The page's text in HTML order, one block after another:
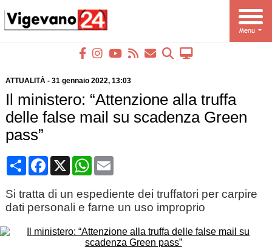
ATTUALITÀ- 31 gennaio 2022, 13:03
Il ministero: “Attenzione alla truffa
delle false mail su scadenza Green
pass”
CondividiFacebook
X WhatsApp
Email
Si tratta di un espediente dei truffatori per carpire
dati personali e farne un uso improprio